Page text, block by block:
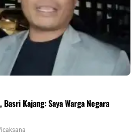
Kajang: Saya Warga Negara